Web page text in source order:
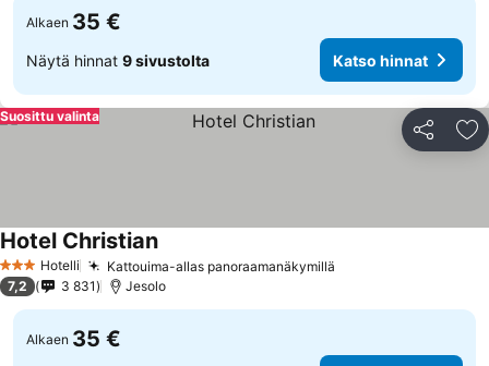
Alkaen 35 €
Näytä hinnat 9 sivustolta Katso hinnat
Jaa
Suosittu valinta
3 Tähtiluokitus
Hotelli Kattouima-allas panoraamanäkymillä
Hotel Christian
7,2 3 831 Jesolo
Alkaen 35 €